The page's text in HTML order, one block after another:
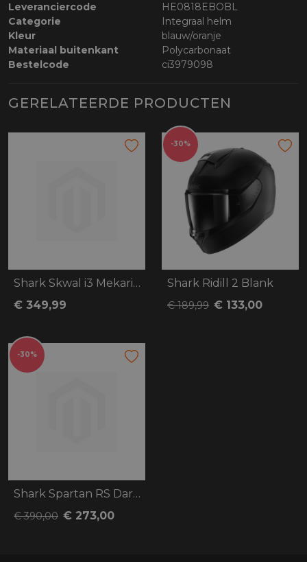
Leveranciercode
HE0818EBOBL
Categorie
Integraal helm
Kleur
blauw/oranje
Materiaal buitenkant
Polycarbonaat
Bestelcode
ci3979098
GERELATEERDE PRODUCTEN
Shark Skwal i3 Mekarium
€ 349,99
-30%
Shark Ridill 2 Blank
€ 189,99 € 133,00
-30%
Shark Spartan RS Dark Shadow
€ 390,00 € 273,00